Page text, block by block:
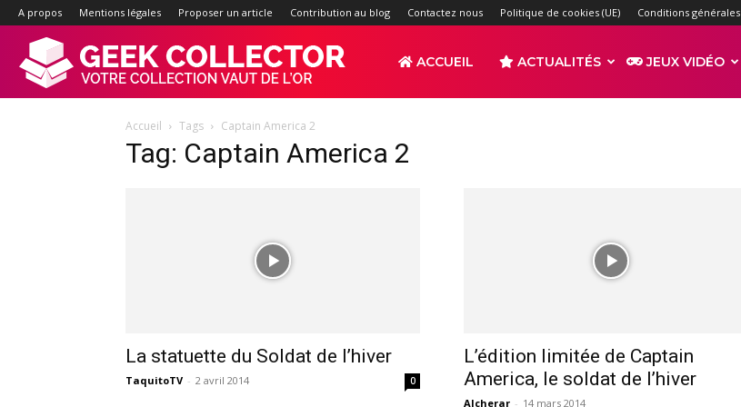
A propos Mentions légales Proposer un article Contribution au blog Contactez nous Politique de cookies (UE) Conditions générales
d'actualités
ACCUEIL ACTUALITÉS JEUX VIDÉO
Accueil Tags Captain America 2
Tag: Captain America 2
La statuette du Soldat de l’hiver
TaquitoTV - 2 avril 2014 0
L’édition limitée de Captain
America, le soldat de l’hiver
Alcherar - 14 mars 2014